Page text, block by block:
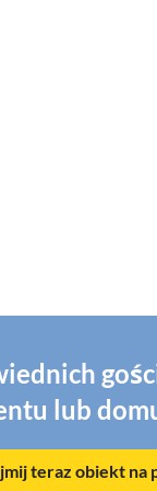
lub
teraz obiekt na